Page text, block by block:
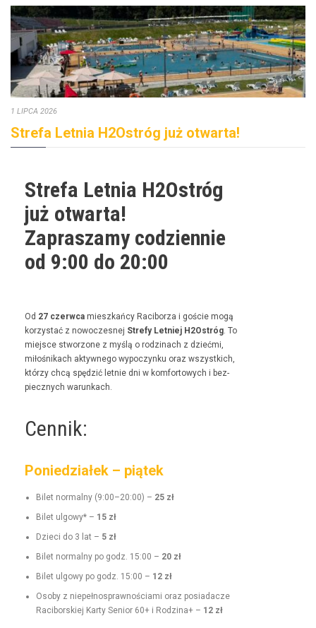
1 LIPCA 2026
Strefa Letnia H2Ostróg już otwarta!
Strefa Letnia H2Ostróg
już otwarta!
Zapraszamy codziennie
od 9:00 do 20:00
Od 27 czer­w­ca mieszkań­cy Raci­borza i goś­cie mogą
korzys­tać z nowoczes­nej Stre­fy Let­niej H2Ostróg. To
miejsce stwor­zone z myślą o rodz­i­nach z dzieć­mi,
miłośnikach akty­wnego wypoczynku oraz wszys­t­kich,
którzy chcą spędz­ić let­nie dni w kom­for­towych i bez­
piecznych warunkach.
Cennik:
Poniedziałek – piątek
Bilet nor­mal­ny (9:00–20:00) – 25 zł
Bilet ulgo­wy* – 15 zł
Dzieci do 3 lat – 5 zł
Bilet nor­mal­ny po godz. 15:00 – 20 zł
Bilet ulgo­wy po godz. 15:00 – 12 zł
Oso­by z niepełnosprawnoś­ci­a­mi oraz posi­adacze
Raci­borskiej Kar­ty Senior 60+ i Rodz­i­na+ – 12 zł